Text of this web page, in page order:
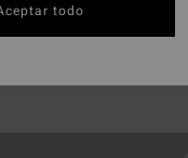
todo